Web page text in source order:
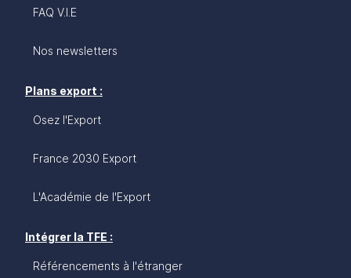
FAQ V.I.E
Nos newsletters
Plans export :
Osez l'Export
France 2030 Export
L'Académie de l'Export
Intégrer la TFE :
Référencements à l'étranger